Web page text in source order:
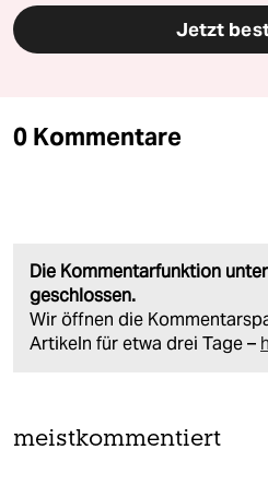
Jetzt
0 Kommentare
Die Kommentarfunktion
geschlossen.
Wir öffnen die
Artikeln für etwa drei Tage –
meistkommentiert